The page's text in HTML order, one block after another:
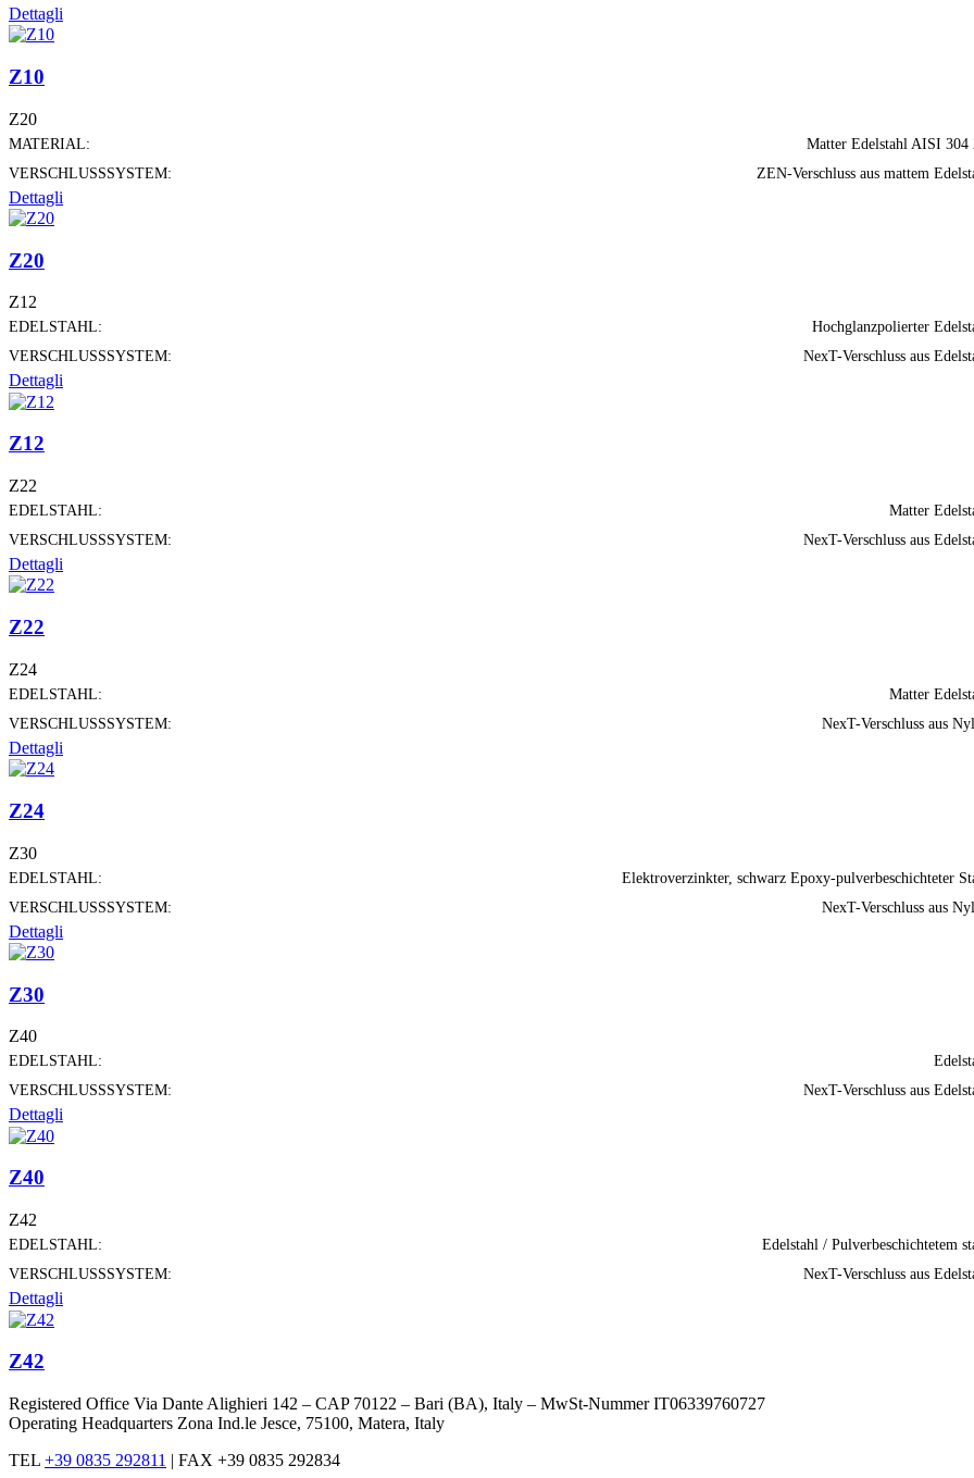
Dettagli
Z10
Z20
MATERIAL:
Matter Edelstahl AISI 304
VERSCHLUSSSYSTEM:
ZEN-Verschluss aus mattem
Dettagli
Z20
Z12
EDELSTAHL:
Hochglanzpolierter
VERSCHLUSSSYSTEM:
NexT-Verschluss aus
Dettagli
Z12
Z22
EDELSTAHL:
Matter
VERSCHLUSSSYSTEM:
NexT-Verschluss aus
Dettagli
Z22
Z24
EDELSTAHL:
Matter
VERSCHLUSSSYSTEM:
NexT-Verschluss aus
Dettagli
Z24
Z30
EDELSTAHL:
Elektroverzinkter, schwarz Epoxy-pulverbeschichteter
VERSCHLUSSSYSTEM:
NexT-Verschluss aus
Dettagli
Z30
Z40
EDELSTAHL:
VERSCHLUSSSYSTEM:
NexT-Verschluss aus
Dettagli
Z40
Z42
EDELSTAHL:
Edelstahl / Pulverbeschichtetem
VERSCHLUSSSYSTEM:
NexT-Verschluss aus
Dettagli
Z42
Registered Office Via Dante Alighieri 142 – CAP 70122 – Bari (BA), Italy – MwSt-Nummer IT06339760727
Operating Headquarters Zona Ind.le Jesce, 75100, Matera, Italy
TEL +39 0835 292811 | FAX +39 0835 292834